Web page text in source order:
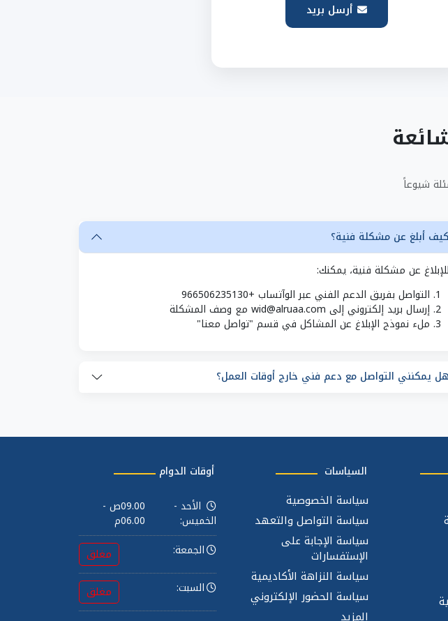
أرسل بريد
شيوعاً
كيف أبلغ عن مشكلة فنية؟
للإبلاغ عن مشكلة فنية، يمكنك:
التواصل بفريق الدعم الفني عبر الوآتساب +966506235130
إرسال بريد إلكتروني إلى wid@alruaa.com مع وصف المشكلة
ملء نموذج الإبلاغ عن المشاكل في قسم "تواصل معنا"
هل يمكنني التواصل مع دعم فني خارج أوقات العمل؟
السياسات
سياسة الخصوصية
سياسة التواصل والتعهد
سياسة الإجابة على
الإستفسارات
سياسة النزاهة الأكاديمية
سياسة الحضور الإلكتروني
المزيد
أوقات الدوام
الأحد -
الخميس:
09.00ص -
06.00م
الجمعة:
مغلق
السبت:
مغلق